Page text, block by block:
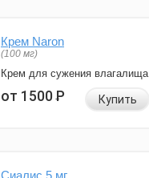
Крем Naron
(100 мг)
Крем для сужения влагалища
от 1500Р Купить